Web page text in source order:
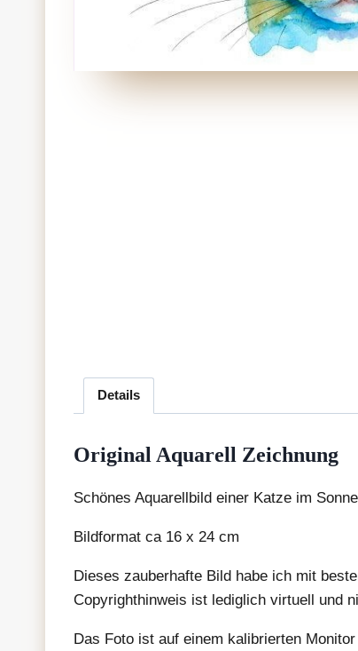
Details
Original Aquarell Zeichnung
Schönes Aquarellbild einer Katze im
Bildformat ca 16 x 24 cm
Dieses zauberhafte Bild habe ich mit
Copyrighthinweis ist lediglich virtuell und
Das Foto ist auf einem kalibrierten